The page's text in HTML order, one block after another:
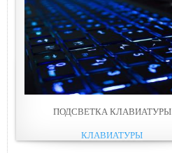
ПОДСВЕТКА КЛАВИАТУРЫ
КЛАВИАТУРЫ